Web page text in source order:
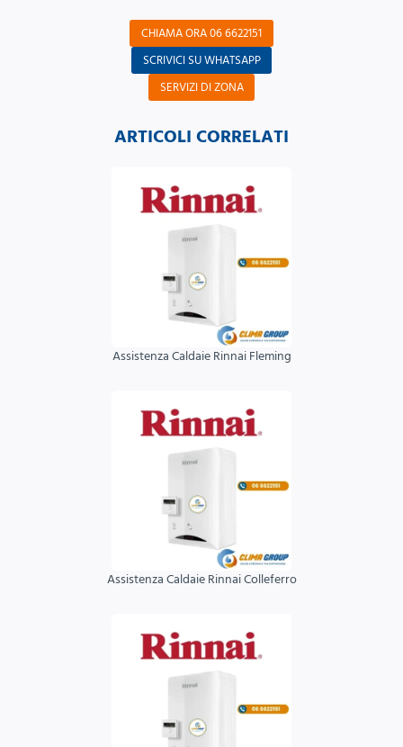
CHIAMA ORA 06 6622151
SCRIVICI SU WHATSAPP
SERVIZI DI ZONA
ARTICOLI CORRELATI
Assistenza Caldaie Rinnai Fleming
Assistenza Caldaie Rinnai Colleferro